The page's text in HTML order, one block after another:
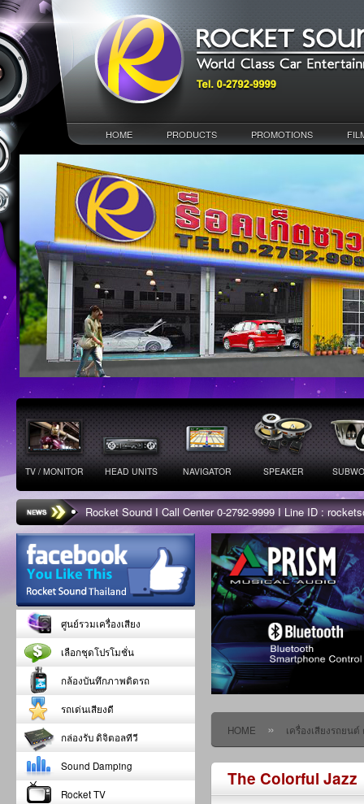
HOME PRODUCTS PROMOTIONS
TV / MONITOR HEAD UNITS NAVIGATOR SPEAKER
Rocket Sound I Call Center 0-2792-9999 I Line ID :
HOME » เครื่องเสียงรถยน
The Colorful Jazz
ศูนย์รวมเครื่องเสียง
เลือกชุดโปรโมชั่น
กล้องบันทึกภาพติดรถ
รถเด่นเสียงดี
กล่องรับ ดิจิตอลทีวี
Sound Damping
Rocket TV